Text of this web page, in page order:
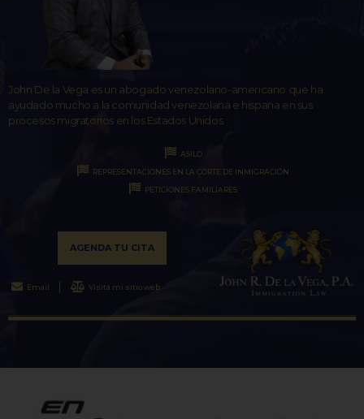
John De la Vega es un abogado venezolano-americano que ha
ayudado mucho a la comunidad venezolana e hispana en sus
procesos migratorios en los Estados Unidos.
ASILO
REPRESENTACIONES EN LA CORTE DE INMIGRACIÓN
PETICIONES FAMILIARES
AGENDA TU CITA
Email Visita mi sitio web